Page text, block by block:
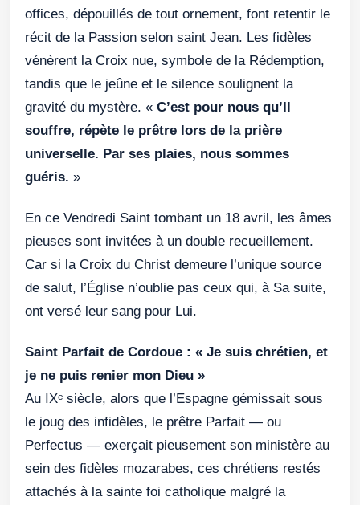
offices, dépouillés de tout ornement, font retentir le
récit de la Passion selon saint Jean. Les fidèles
vénèrent la Croix nue, symbole de la Rédemption,
tandis que le jeûne et le silence soulignent la
gravité du mystère. « C’est pour nous qu’Il
souffre, répète le prêtre lors de la prière
universelle. Par ses plaies, nous sommes
guéris. »
En ce Vendredi Saint tombant un 18 avril, les âmes
pieuses sont invitées à un double recueillement.
Car si la Croix du Christ demeure l’unique source
de salut, l’Église n’oublie pas ceux qui, à Sa suite,
ont versé leur sang pour Lui.
Saint Parfait de Cordoue : « Je suis chrétien, et
je ne puis renier mon Dieu »
Au IXᵉ siècle, alors que l’Espagne gémissait sous
le joug des infidèles, le prêtre Parfait — ou
Perfectus — exerçait pieusement son ministère au
sein des fidèles mozarabes, ces chrétiens restés
attachés à la sainte foi catholique malgré la